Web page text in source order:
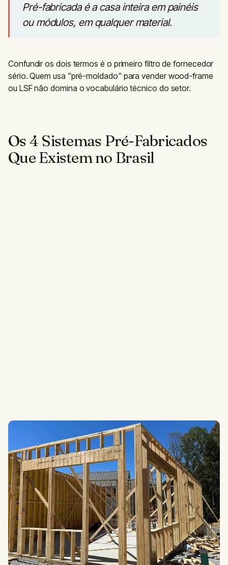
Pré-fabricada é a casa inteira em painéis
ou módulos, em qualquer material.
Confundir os dois termos é o primeiro filtro de fornecedor
sério. Quem usa "pré-moldado" para vender wood-frame
ou LSF não domina o vocabulário técnico do setor.
Os 4 Sistemas Pré-Fabricados
Que Existem no Brasil